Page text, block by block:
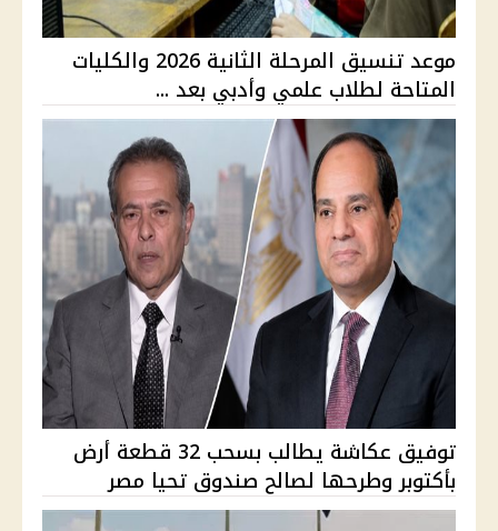
موعد تنسيق المرحلة الثانية 2026 والكليات
المتاحة لطلاب علمي وأدبي بعد ...
توفيق عكاشة يطالب بسحب 32 قطعة أرض
بأكتوبر وطرحها لصالح صندوق تحيا مصر